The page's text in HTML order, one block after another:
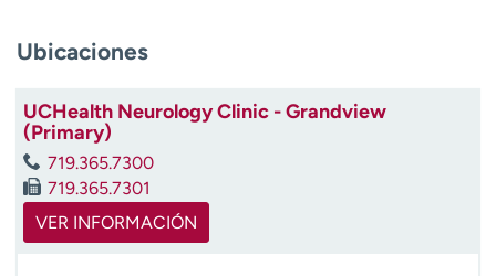
Ubicaciones
UCHealth Neurology Clinic - Grandview
(Primary)
719.365.7300
719.365.7301
VER INFORMACIÓN